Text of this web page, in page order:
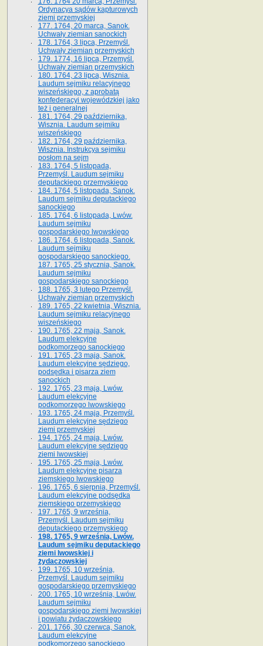
Ordynacya sądów kapturowych
ziemi przemyskiej
177. 1764, 20 marca, Sanok.
Uchwały ziemian sanockich
178. 1764, 3 lipca, Przemyśl.
Uchwały ziemian przemyskich
179. 1774, 16 lipca, Przemyśl.
Uchwały ziemian przemyskich
180. 1764, 23 lipca, Wisznia.
Laudum sejmiku relacyjnego
wiszeńskiego, z aprobatą
konfederacyi wojewódzkiej jako
też i generalnej
181. 1764, 29 października,
Wisznia. Laudum sejmiku
wiszeńskiego
182. 1764, 29 października,
Wisznia. Instrukcya sejmiku
posłom na sejm
183. 1764, 5 listopada,
Przemyśl. Laudum sejmiku
deputackiego przemyskiego
184. 1764, 5 listopada, Sanok.
Laudum sejmiku deputackiego
sanockiego
185. 1764, 6 listopada, Lwów.
Laudum sejmiku
gospodarskiego lwowskiego
186. 1764, 6 listopada, Sanok.
Laudum sejmiku
gospodarskiego sanockiego.
187. 1765, 25 stycznia, Sanok.
Laudum sejmiku
gospodarskiego sanockiego
188. 1765, 3 lutego Przemyśl.
Uchwały ziemian przemyskich
189. 1765, 22 kwietnia, Wisznia.
Laudum sejmiku relacyjnego
wiszeńskiego
190. 1765, 22 maja, Sanok.
Laudum elekcyjne
podkomorzego sanockiego
191. 1765, 23 maja, Sanok.
Laudum elekcyjne sędziego,
podsędka i pisarza ziem
sanockich
192. 1765, 23 maja, Lwów.
Laudum elekcyjne
podkomorzego lwowskiego
193. 1765, 24 maja, Przemyśl.
Laudum elekcyjne sędziego
ziemi przemyskiej
194. 1765, 24 maja, Lwów.
Laudum elekcyjne sędziego
ziemi lwowskiej
195. 1765, 25 maja, Lwów.
Laudum elekcyjne pisarza
ziemskiego lwowskiego
196. 1765, 6 sierpnia, Przemyśl.
Laudum elekcyjne podsędka
ziemskiego przemyskiego
197. 1765, 9 września,
Przemyśl. Laudum sejmiku
deputackiego przemyskiego
198. 1765, 9 września, Lwów.
Laudum sejmiku deputackiego
ziemi lwowskiej i
żydaczowskiej
199. 1765, 10 września,
Przemyśl. Laudum sejmiku
gospodarskiego przemyskiego
200. 1765, 10 września, Lwów.
Laudum sejmiku
gospodarskiego ziemi lwowskiej
i powiatu żydaczowskiego
201. 1766, 30 czerwca, Sanok.
Laudum elekcyjne
podkomorzego sanockiego